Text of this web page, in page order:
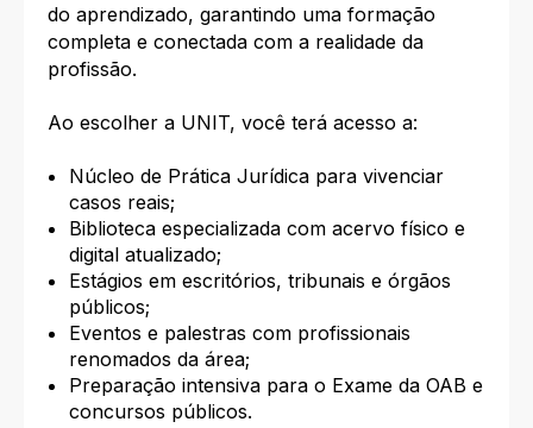
do aprendizado, garantindo uma formação
completa e conectada com a realidade da
profissão.
Ao escolher a UNIT, você terá acesso a:
Núcleo de Prática Jurídica para vivenciar
casos reais;
Biblioteca especializada com acervo físico e
digital atualizado;
Estágios em escritórios, tribunais e órgãos
públicos;
Eventos e palestras com profissionais
renomados da área;
Preparação intensiva para o Exame da OAB e
concursos públicos.